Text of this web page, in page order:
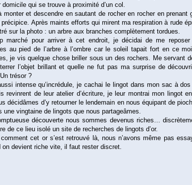
qui se trouve à proximité d’un col.
monter et descendre en sautant de rocher en rocher en prenant
Après maints efforts qui mirent ma respiration à rude
sur la photo : un arbre aux branches complètement tordues.
marché pour arriver à cet endroit, je décidai de me reposer
au pied de l’arbre à l’ombre car le soleil tapait fort en ce
je vis quelque chose briller sous un des rochers. Me servant
l’objet brillant et quelle ne fut pas ma surprise de
trésor ?
intense qu’incrédule, je cachai le lingot dans mon sac à
revinrent de leur atelier d’écriture, je leur montrai mon lingot
décidâmes d’y retourner le lendemain en nous équipant de
une vingtaine de lingots que nous partageâmes.
découverte nous sommes devenus riches…
de ce lieu isolé un site de recherches de lingots d’or.
cet or s’est retrouvé là, nous n’avons même pas
on devient riche vite, il faut rester discret.